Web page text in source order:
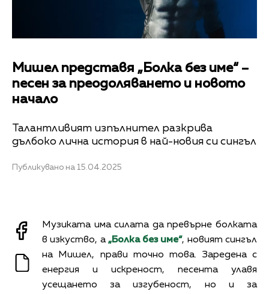
Мишел представя „Болка без име“ –
песен за преодоляването и новото
начало
Талантливият изпълнител разкрива
дълбоко лична история в най-новия си сингъл
Публикувано на 15.04.2025
Музиката има силата да превърне болката
в изкуство, а„Болка без име“, новият сингъл
на Мишел, прави точно това. Заредена с
енергия и искреност, песента улавя
усещането за изгубеност, но и за